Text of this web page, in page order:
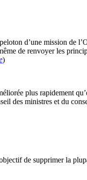
d’une mission de
de renvoyer les
)
plus rapidement
des ministres et du
de supprimer la